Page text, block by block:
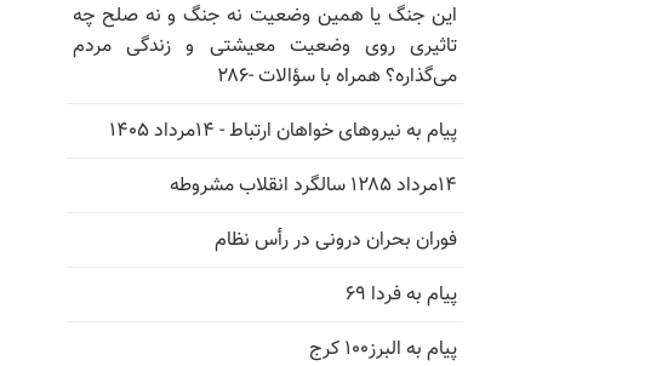
این جنگ یا همین وضعیت نه جنگ و نه صلح چه
تاثیری روی وضعیت معیشتی و زندگی مردم
می‌گذاره؟ همراه با سؤالات -۲۸۶
پیام به نیروهای خواهان ارتباط - ۱۴مرداد ۱۴۰۵
۱۴مرداد ۱۲۸۵ سالگرد انقلاب مشروطه
فوران بحران درونی در رأس نظام
پیام به فردا ۶۹
پیام به البرز۱۰۰ کرج